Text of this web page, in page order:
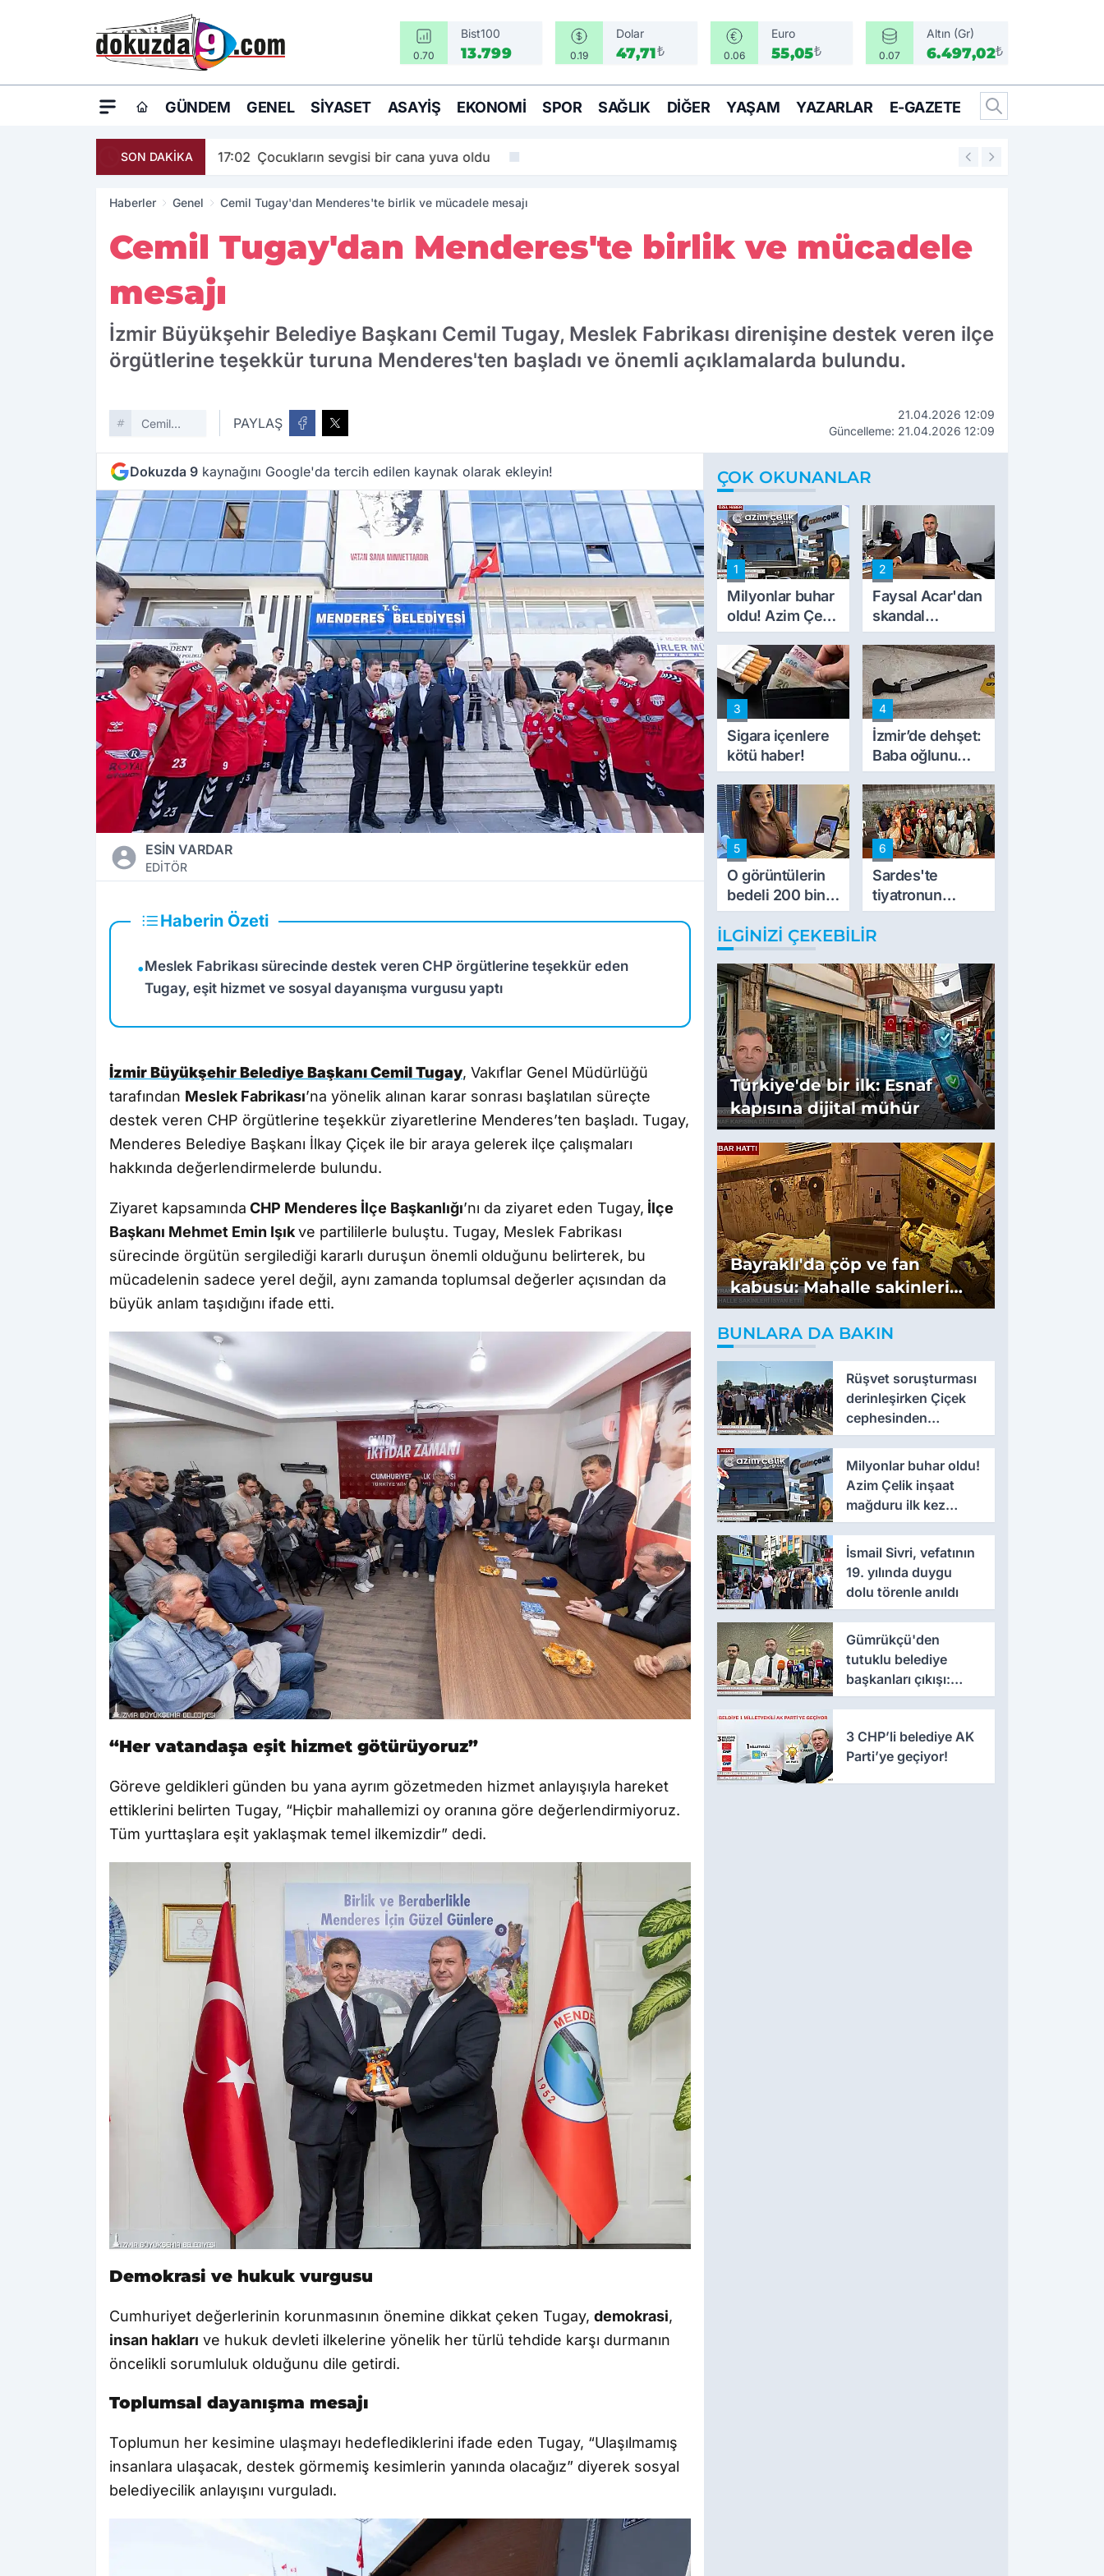
0.70
Bist100
13.799 0.19
Dolar
47,71₺ 0.06
Euro
55,05₺ 0.07
Altın (Gr)
6.497,02₺
GÜNDEM GENEL SIYASET ASAYIŞ EKONOMI SPOR SAĞLIK DIĞER YAŞAM YAZARLAR E-GAZETE
SON DAKİKA 17:02 Çocukların sevgisi bir cana yuva oldu 16:05 Bir Can İçin
Haberler Genel Cemil Tugay'dan Menderes'te birlik ve mücadele mesajı
Cemil Tugay'dan Menderes'te birlik ve mücadele
mesajı
İzmir Büyükşehir Belediye Başkanı Cemil Tugay, Meslek Fabrikası direnişine destek veren ilçe
örgütlerine teşekkür turuna Menderes'ten başladı ve önemli açıklamalarda bulundu.
Cemil
PAYLAŞ
21.04.2026 12:09
Güncelleme: 21.04.2026 12:09
Dokuzda 9 kaynağını Google'da tercih edilen kaynak olarak ekleyin!
ESİN VARDAR
EDİTÖR
Haberin Özeti
•Meslek Fabrikası sürecinde destek veren CHP örgütlerine teşekkür eden
Tugay, eşit hizmet ve sosyal dayanışma vurgusu yaptı
İzmir Büyükşehir Belediye Başkanı Cemil Tugay, Vakıflar Genel Müdürlüğü
tarafından Meslek Fabrikası’na yönelik alınan karar sonrası başlatılan süreçte
destek veren CHP örgütlerine teşekkür ziyaretlerine Menderes’ten başladı. Tugay,
Menderes Belediye Başkanı İlkay Çiçek ile bir araya gelerek ilçe çalışmaları
hakkında değerlendirmelerde bulundu.
Ziyaret kapsamında CHP Menderes İlçe Başkanlığı’nı da ziyaret eden Tugay, İlçe
Başkanı Mehmet Emin Işıkve partililerle buluştu. Tugay, Meslek Fabrikası
sürecinde örgütün sergilediği kararlı duruşun önemli olduğunu belirterek, bu
mücadelenin sadece yerel değil, aynı zamanda toplumsal değerler açısından da
büyük anlam taşıdığını ifade etti.
“Her vatandaşa eşit hizmet götürüyoruz”
Göreve geldikleri günden bu yana ayrım gözetmeden hizmet anlayışıyla hareket
ettiklerini belirten Tugay, “Hiçbir mahallemizi oy oranına göre değerlendirmiyoruz.
Tüm yurttaşlara eşit yaklaşmak temel ilkemizdir” dedi.
Demokrasi ve hukuk vurgusu
Cumhuriyet değerlerinin korunmasının önemine dikkat çeken Tugay, demokrasi,
insan hakları ve hukuk devleti ilkelerine yönelik her türlü tehdide karşı durmanın
öncelikli sorumluluk olduğunu dile getirdi.
Toplumsal dayanışma mesajı
Toplumun her kesimine ulaşmayı hedeflediklerini ifade eden Tugay, “Ulaşılmamış
insanlara ulaşacak, destek görmemiş kesimlerin yanında olacağız” diyerek sosyal
belediyecilik anlayışını vurguladı.
ÇOK OKUNANLAR
1
Milyonlar buhar
oldu! Azim Çelik
inşaat mağduru
ilk kez konuştu
2
Faysal Acar'dan
skandal
açıklamalar:
'Haluk Levent
peynircilerimizi
de kıskaca aldı,
müdahale ettik'
3
Sigara içenlere
kötü haber!
4
İzmir’de dehşet:
Baba oğlunu
vurdu
5
O görüntülerin
bedeli 200 bin
TL
6
Sardes'te
tiyatronun
imece ruhu
binlerce yıllık
İLGINIZI ÇEKEBILIR
Türkiye'de bir ilk: Esnaf
kapısına dijital mühür
Bayraklı'da çöp ve fan
kabusu: Mahalle sakinleri
isyan etti
BUNLARA DA BAKIN
Rüşvet soruşturması
derinleşirken Çiçek
cephesinden
'montaj' savunması
Milyonlar buhar oldu!
Azim Çelik inşaat
mağduru ilk kez
konuştu
İsmail Sivri, vefatının
19. yılında duygu
dolu törenle anıldı
Gümrükçü'den
tutuklu belediye
başkanları çıkışı:
'Yıllarca iddianame
3 CHP’li belediye AK
Parti’ye geçiyor!